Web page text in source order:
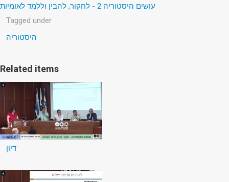
עושים היסטוריה 2 - לחקור, להבין וללמד לאומיות
Tagged under
היסטוריה
Related items
דיון